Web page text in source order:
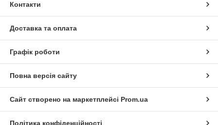
Контакти
Доставка та оплата
Графік роботи
Повна версія сайту
Сайт створено на маркетплейсі Prom.ua
Політика конфіденційності